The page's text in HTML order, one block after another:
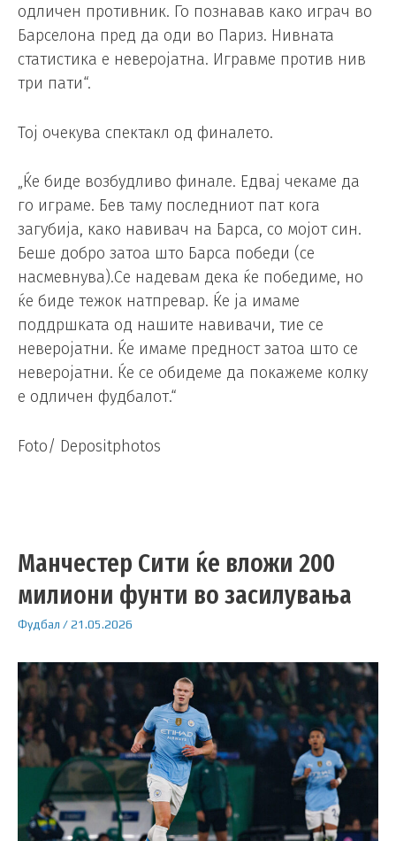
одличен противник. Го познавав како играч во
Барселона пред да оди во Париз. Нивната
статистика е неверојатна. Игравме против нив
три пати“.
Тој очекува спектакл од финалето.
„Ќе биде возбудливо финале. Едвај чекаме да
го играме. Бев таму последниот пат кога
загубија, како навивач на Барса, со мојот син.
Беше добро затоа што Барса победи (се
насмевнува).Се надевам дека ќе победиме, но
ќе биде тежок натпревар. Ќе ја имаме
поддршката од нашите навивачи, тие се
неверојатни. Ќе имаме предност затоа што се
неверојатни. Ќе се обидеме да покажеме колку
е одличен фудбалот.“
Foto/ Depositphotos
Манчестер Сити ќе вложи 200
милиони фунти во засилувања
Фудбал /21.05.2026